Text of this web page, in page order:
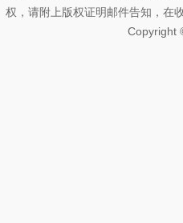
权，请附上版权证明邮件告知，在
Copyright